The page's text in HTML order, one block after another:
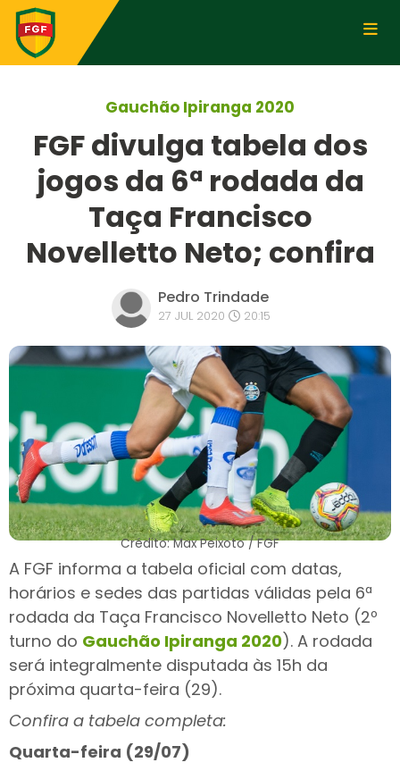
Gauchão Ipiranga 2020
FGF divulga tabela dos
jogos da 6ª rodada da
Taça Francisco
Novelletto Neto; confira
Pedro Trindade
27 JUL 2020 20:15
Crédito: Max Peixoto / FGF
A FGF informa a tabela oficial com datas,
horários e sedes das partidas válidas pela 6ª
rodada da Taça Francisco Novelletto Neto (2º
turno do Gauchão Ipiranga 2020). A rodada
será integralmente disputada às 15h da
próxima quarta-feira (29).
Confira a tabela completa:
Quarta-feira (29/07)